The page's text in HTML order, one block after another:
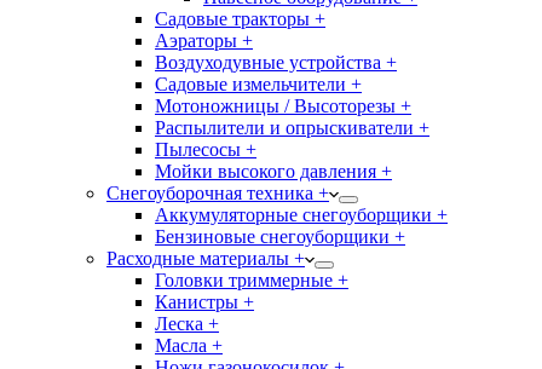
Садовые тракторы +
Аэраторы +
Воздуходувные устройства +
Садовые измельчители +
Мотоножницы / Высоторезы +
Распылители и опрыскиватели +
Пылесосы +
Мойки высокого давления +
Снегоуборочная техника +
Аккумуляторные снегоуборщики +
Бензиновые снегоуборщики +
Расходные материалы +
Головки триммерные +
Канистры +
Леска +
Масла +